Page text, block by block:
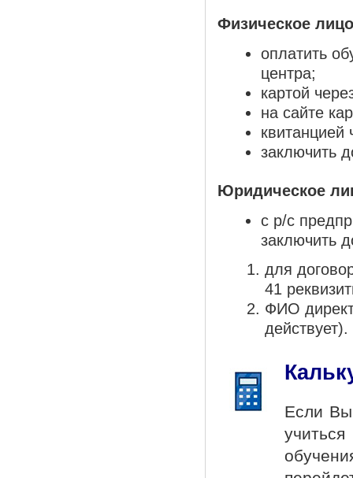
Физическое
оплатить
центра;
картой
на сайте
заключить
Юридическое
с р/с
заключить
для
41
ФИО
действует).
Если Вы